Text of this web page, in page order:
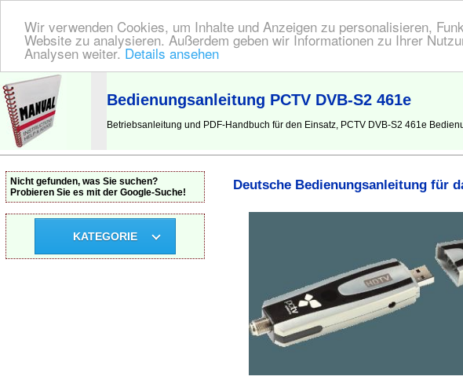
Wir verwenden Cookies, um Inhalte und Anzeigen zu personalisieren,
Website zu analysieren. Außerdem geben wir Informationen zu Ihrer
Analysen weiter. Details ansehen
BEDIENUNGSANLEITUNG | Hier finden Sie die deutsche Anleitung!
Bedienungsanleitung PCTV DVB-S2 461e
Betriebsanleitung und PDF-Handbuch für den Einsatz, PCTV DVB-S2 461e
Deutsche Bedienungsanleitung für
Nicht gefunden, was Sie suchen?
Probieren Sie es mit der Google-Suche!
KATEGORIE